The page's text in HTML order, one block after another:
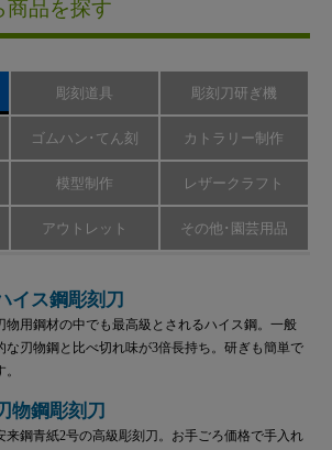
商品を探す
彫刻道具 彫刻刀研ぎ機
ゴムハン･てん刻 カトラリー制作
模型制作 レザークラフト
アウトレット その他･園芸用品
イス鋼彫刻刀
物用鋼材の中でも最高級とされるハイス鋼。一般
な刃物鋼と比べ切れ味が3倍長持ち。研ぎも簡単で
。
物鋼彫刻刀
来鋼青紙2号の高級彫刻刀。お手ごろ価格で手入れ